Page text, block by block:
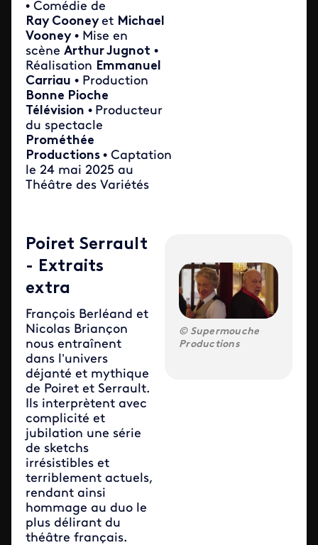
• Comédie de
Ray Cooneyet Michael
Vooney• Mise en
scène Arthur Jugnot •
Réalisation Emmanuel
Carriau • Production
Bonne Pioche
Télévision • Producteur
du spectacle
Prométhée
Productions • Captation
le 24 mai 2025 au
Théâtre des Variétés
Poiret Serrault
- Extraits
extra
François Berléand et
Nicolas Briançon
nous entraînent
dans l’univers
déjanté et mythique
de Poiret et Serrault.
Ils interprètent avec
complicité et
jubilation une série
de sketchs
irrésistibles et
terriblement actuels,
rendant ainsi
hommage au duo le
plus délirant du
théâtre français.
Supermouche
Productions